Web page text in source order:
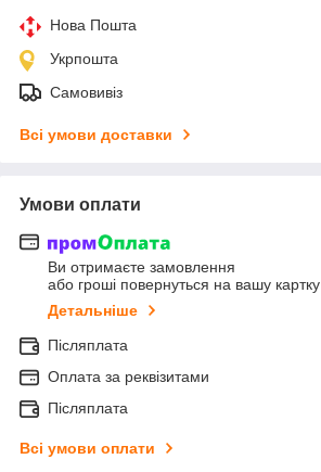
Нова Пошта
Укрпошта
Самовивіз
Всі умови доставки
Умови оплати
Ви отримаєте замовлення
або гроші повернуться на вашу картку
Детальніше
Післяплата
Оплата за реквізитами
Післяплата
Всі умови оплати